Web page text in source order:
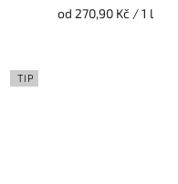
od 270,90 Kč / 1 l
TIP